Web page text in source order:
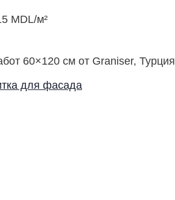
MDL/м²
60×120 см от Graniser, Турция
для фасада